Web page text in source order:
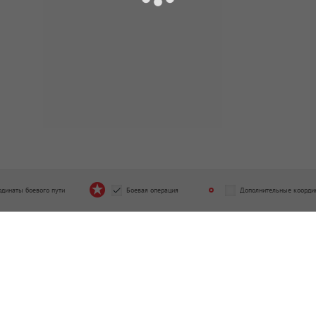
боевого пути Боевая операция Дополнительные